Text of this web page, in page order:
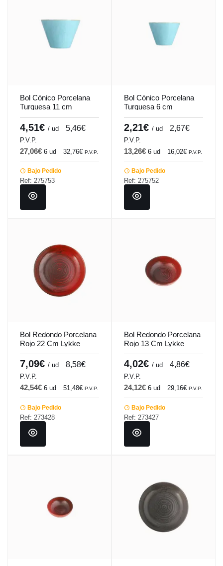
Bol Cónico Porcelana
Turquesa 11 cm
Seasons Porland
4,51€ / ud 5,46€
P.V.P.
27,06€ 6 ud 32,76€ P.V.P.
Bajo Pedido
Ref: 275753
Bol Cónico Porcelana
Turquesa 6 cm
Seasons Porland
2,21€ / ud 2,67€
P.V.P.
13,26€ 6 ud 16,02€ P.V.P.
Bajo Pedido
Ref: 275752
Bol Redondo Porcelana
Rojo 22 Cm Lykke
Porland
7,09€ / ud 8,58€
P.V.P.
42,54€ 6 ud 51,48€ P.V.P.
Bajo Pedido
Ref: 273428
Bol Redondo Porcelana
Rojo 13 Cm Lykke
Porland
4,02€ / ud 4,86€
P.V.P.
24,12€ 6 ud 29,16€ P.V.P.
Bajo Pedido
Ref: 273427